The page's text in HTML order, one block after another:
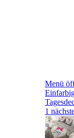
Menü
1